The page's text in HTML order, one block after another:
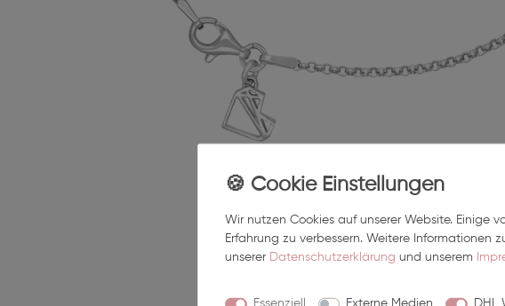
Wir nutzen Cookies auf unserer Website. Einige
Erfahrung zu verbessern. Weitere Informationen
unserer Daten­schutz­erklärung und unserem
Essenziell Externe Medien DHL